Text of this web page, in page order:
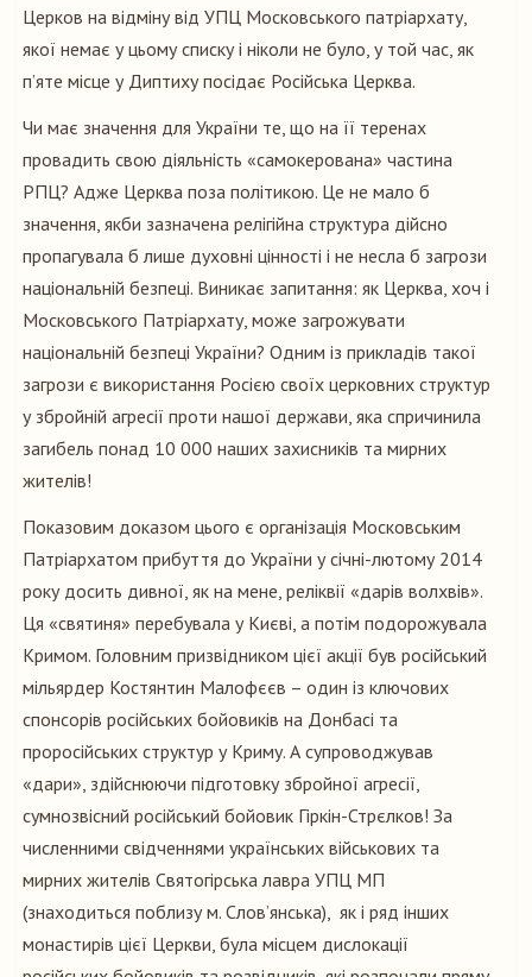
Церков на відміну від УПЦ Московського патріархату,
якої немає у цьому списку і ніколи не було, у той час, як
п’яте місце у Диптиху посідає Російська Церква.
Чи має значення для України те, що на її теренах
провадить свою діяльність «самокерована» частина
РПЦ? Адже Церква поза політикою. Це не мало б
значення, якби зазначена релігійна структура дійсно
пропагувала б лише духовні цінності і не несла б загрози
національній безпеці. Виникає запитання: як Церква, хоч і
Московського Патріархату, може загрожувати
національній безпеці України? Одним із прикладів такої
загрози є використання Росією своїх церковних структур
у збройній агресії проти нашої держави, яка спричинила
загибель понад 10 000 наших захисників та мирних
жителів!
Показовим доказом цього є організація Московським
Патріархатом прибуття до України у січні-лютому 2014
року досить дивної, як на мене, реліквії «дарів волхвів».
Ця «святиня» перебувала у Києві, а потім подорожувала
Кримом. Головним призвідником цієї акції був російський
мільярдер Костянтин Малофєєв – один із ключових
спонсорів російських бойовиків на Донбасі та
проросійських структур у Криму. А супроводжував
«дари», здійснюючи підготовку збройної агресії,
сумнозвісний російський бойовик Гіркін-Стрєлков! За
численними свідченнями українських військових та
мирних жителів Святогірська лавра УПЦ МП
(знаходиться поблизу м. Слов’янська), як і ряд інших
монастирів цієї Церкви, була місцем дислокації